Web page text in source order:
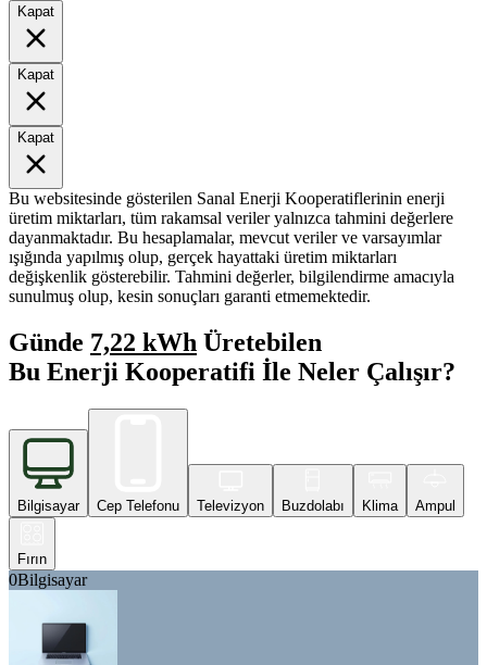
Kapat
Kapat
Kapat
Bu websitesinde gösterilen Sanal Enerji Kooperatiflerinin enerji
üretim miktarları, tüm rakamsal veriler yalnızca tahmini değerlere
dayanmaktadır. Bu hesaplamalar, mevcut veriler ve varsayımlar
ışığında yapılmış olup, gerçek hayattaki üretim miktarları
değişkenlik gösterebilir. Tahmini değerler, bilgilendirme amacıyla
sunulmuş olup, kesin sonuçları garanti etmemektedir.
Günde 7,22 kWh Üretebilen
Bu Enerji Kooperatifi İle Neler Çalışır?
Bilgisayar Cep Telefonu Televizyon Buzdolabı Klima Ampul
Fırın
0Bilgisayar